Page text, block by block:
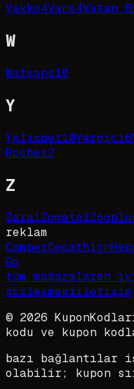
Vakko4Vans4Vatan
W
Watsons10
Y
Yalıspor10Yargıcı6
Rocher2
Z
Zara1Zomato1
reklam
CamperDecathlon
Go
tüm mağazalaren
sözleşmesiiletişim
© 2026
kodu ve kupon
bazı bağlantılar
olabilir; kupon